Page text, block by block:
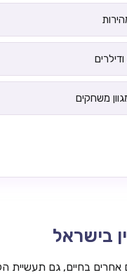
ודילרים
משחקים
בישראל
אחרים בחיים, גם תעשיית